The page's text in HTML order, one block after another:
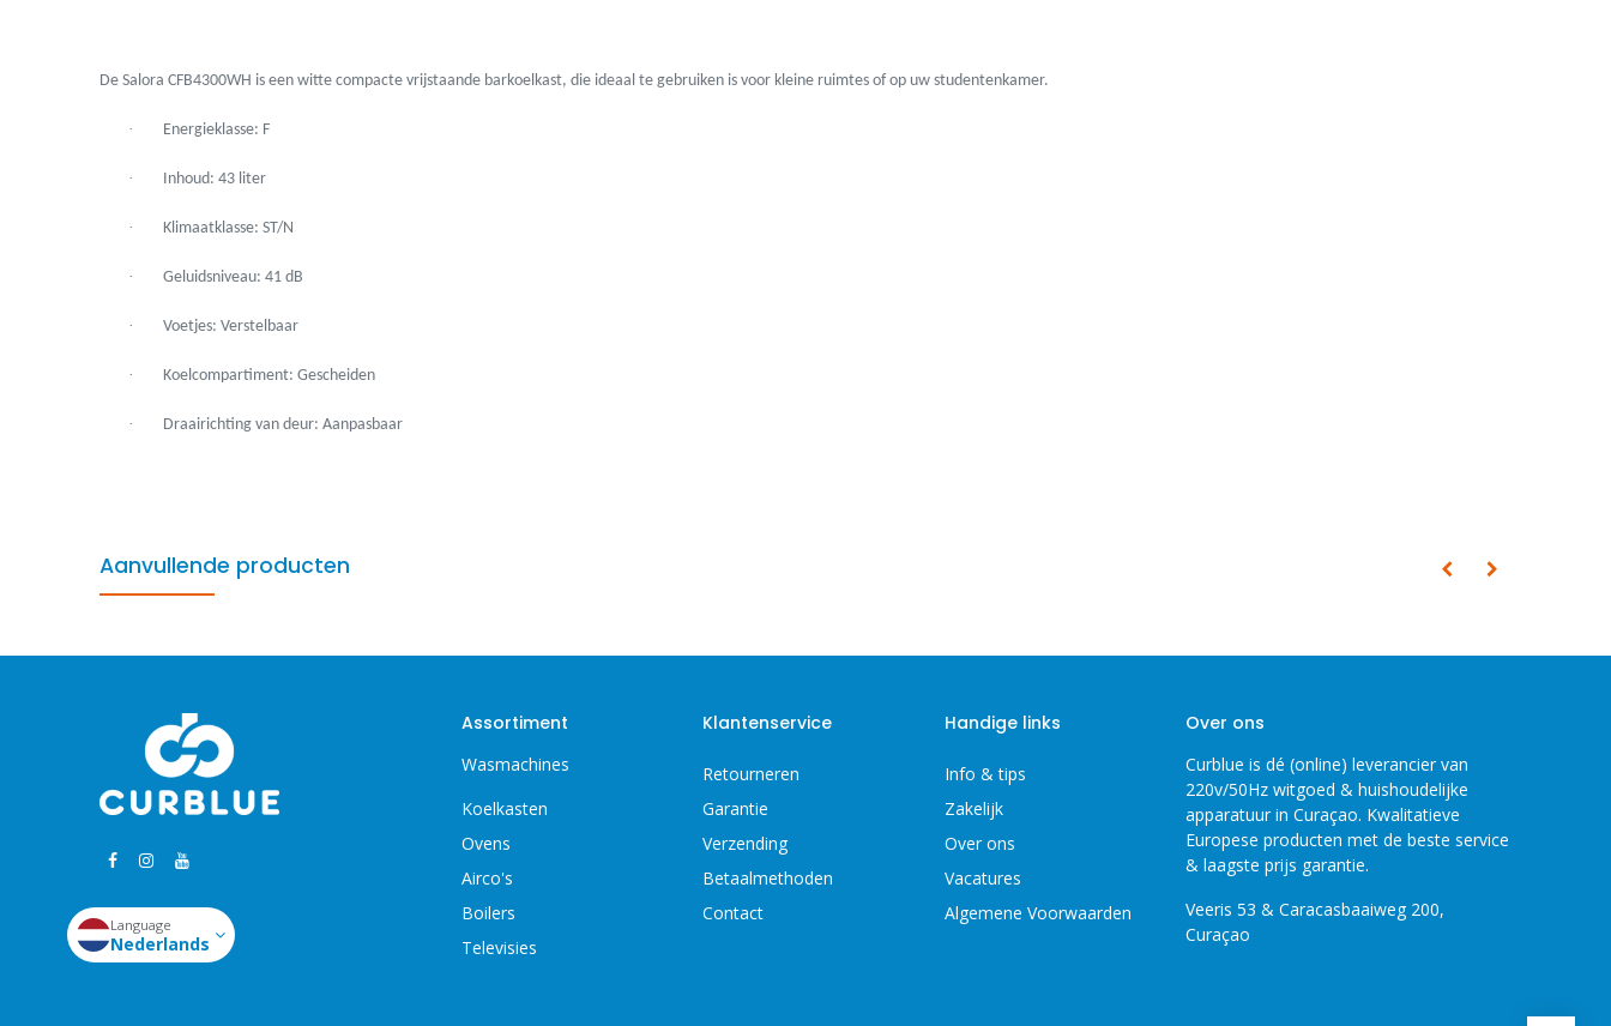
Language
Nederlands
De Salora CFB4300WH is een witte compacte vrijstaande barkoelkast, die ideaal te gebruiken is voor kleine ruimtes of op uw studentenkamer.
· Energieklasse: F
· Inhoud: 43 liter
· Klimaatklasse: ST/N
· Geluidsniveau: 41 dB
· Voetjes: Verstelbaar
· Koelcompartiment: Gescheiden
· Draairichting van deur: Aanpasbaar
Aanvullende producten
Assortiment
Wasmachines
Koelkasten
Ovens
Airco's
Boilers
Televisies
Klantenservice
Retourneren
Garantie
Verzending
Betaalmethoden
Contact
Handige links
Info & tips
Zakelijk
Over ons
Vacatures
Algemene Voorwaarden
Over ons
Curblue is dé (online) leverancier van
220v/50Hz witgoed & huishoudelijke
apparatuur in Curaçao. Kwalitatieve
Europese producten met de beste service
& laagste prijs garantie.
Veeris 53 & Caracasbaaiweg 200,
Curaçao